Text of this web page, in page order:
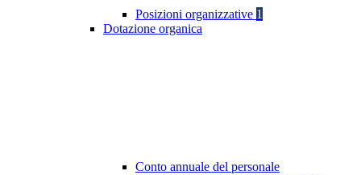
Posizioni organizzative 1
Dotazione organica
Conto annuale del personale